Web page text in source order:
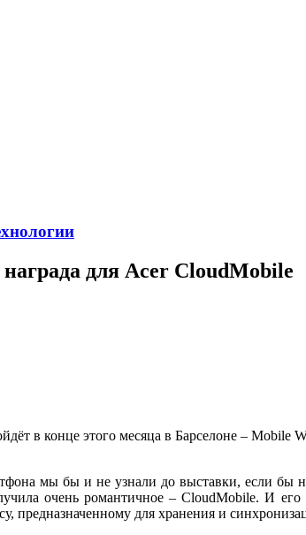
для Acer CloudMobile
в конце этого месяца в Барселоне –
мы бы и не узнали до выставки, если бы
очень романтичное – CloudMobile. И
предназначенному для хранения и